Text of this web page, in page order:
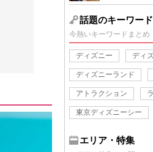
話題のキーワード
今熱いキーワードまとめ
ディズニー ディ
ディズニーランド
アトラクション
東京ディズニーシー
エリア・特集